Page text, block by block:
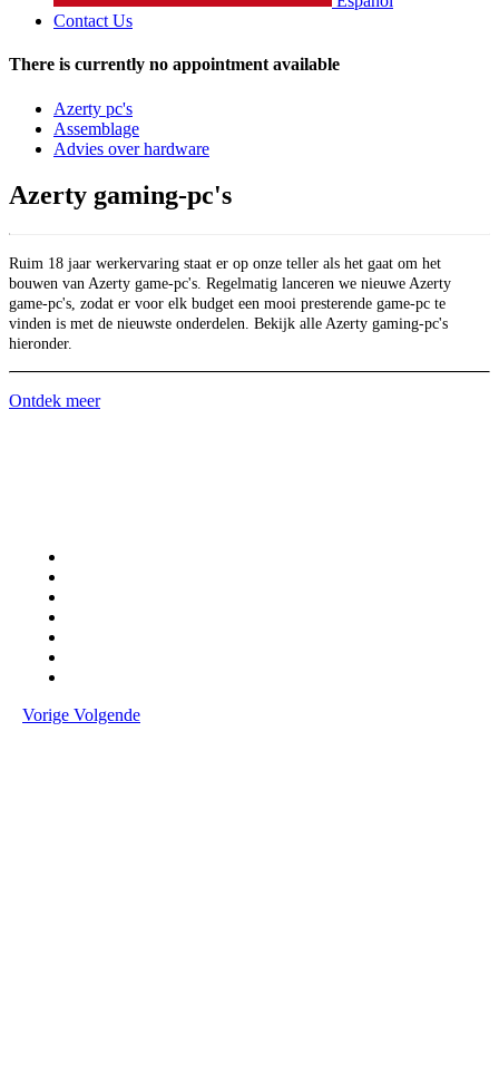
Contact Us
There is currently no appointment available
Azerty pc's
Assemblage
Advies over hardware
Azerty gaming-pc's
Ruim 18 jaar werkervaring staat er op onze teller als het gaat om het
bouwen van Azerty game-pc's. Regelmatig lanceren we nieuwe Azerty
game-pc's, zodat er voor elk budget een mooi presterende game-pc te
vinden is met de nieuwste onderdelen. Bekijk alle Azerty gaming-pc's
hieronder.
Ontdek meer
Vorige Volgende